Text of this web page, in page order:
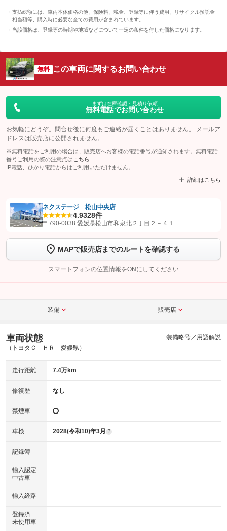
支払総額には、車両本体価格の他、保険料、税金、登録等に伴う費用、リサイクル預託金
相当額等、購入時に必要な全ての費用が含まれています。
当該価格は、登録等の時期や地域などについて一定の条件を付した価格になります。
無料 この車両に関するお問い合わせ
まずは在庫確認・見積り依頼
無料電話でお問い合わせ
お気軽にどうぞ。問合せ後に何度もご連絡が届くことはありません。 メールア
ドレスは販売店に公開されません。
※無料電話をご利用の場合は、販売店へお客様の電話番号が通知されます。無料電話
番号ご利用の際の注意点は こちら
IP電話、ひかり電話からはご利用いただけません。
詳細はこちら
【STEP1】認証画面でグーネットを友だち追加してから「許可する」ボタンを押
トーク画面で
ボタンをタップして問い合わせを
完了してください。
こちら
ネクステージ 松山中央店
4.9328件
〒790-0038 愛媛県松山市和泉北２丁目２－４１
MAPで販売店までのルートを確認する
スマートフォンの位置情報をONにしてください
装備 販売店
車両状態
（トヨタＣ－ＨＲ 愛媛県）
装備略号／用語解説
走行距離 7.4万km
修復歴 なし
禁煙車
車検 2028(令和10)年3月 ?
記録簿 -
輸入認定
中古車
-
輸入経路 -
登録済
未使用車
-